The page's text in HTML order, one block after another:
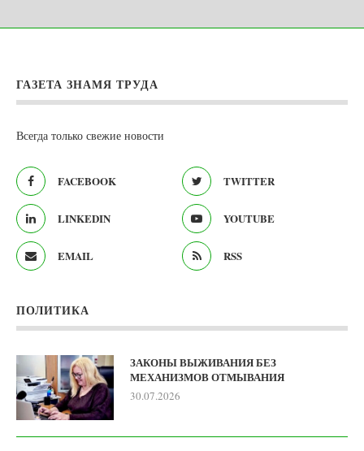
ГАЗЕТА ЗНАМЯ ТРУДА
Всегда только свежие новости
FACEBOOK TWITTER
LINKEDIN YOUTUBE
EMAIL RSS
ПОЛИТИКА
ЗАКОНЫ ВЫЖИВАНИЯ БЕЗ
МЕХАНИЗМОВ ОТМЫВАНИЯ
30.07.2026